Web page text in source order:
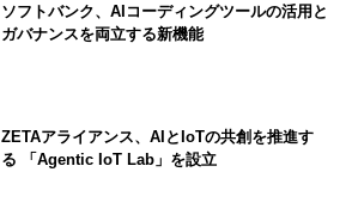
ソフトバンク、AIコーディングツールの活用と
ガバナンスを両立する新機能
ZETAアライアンス、AIとIoTの共創を推進す
る 「Agentic IoT Lab」を設立